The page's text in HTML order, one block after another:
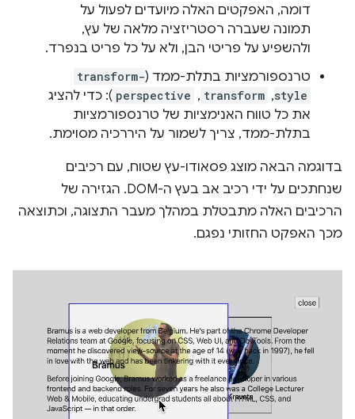
דומה, האפקטים האלה מיועדים לפעול על
תמונה שעברה רסטריזציה מלאה של עץ,
ולהשפיע על פריטי הבן, ולא על כל פריט בנפרד.
טרנספורמציות בתלת-ממד (transform-
style
,
transform
,
perspective ): כדי להציג
את כל טווח האנימציות של טרנספורמציות
בתלת-ממד, צריך לשמור על היררכיה מסוימת.
בדוגמה הבאה מוצג פסאודו-עץ שטוח, עם רכיבים
שנחתכים על ידי רכיב אב בעץ ה-DOM. הגזירה של
הרכיבים האלה מתבטלת במהלך מעבר התצוגה, וכתוצאה
מכך האפקט החזותי נפגם.